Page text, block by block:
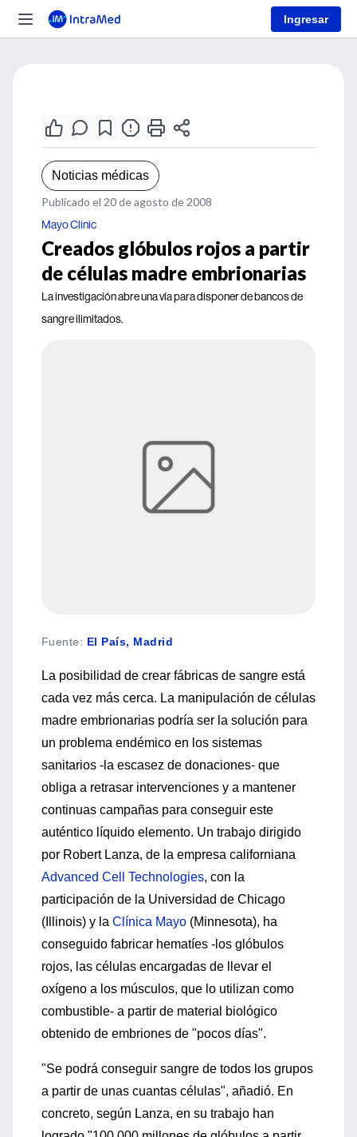
Ingresar
Noticias médicas
Publicado el 20 de agosto de 2008
Mayo Clinic
Creados glóbulos rojos a partir
de células madre embrionarias
La investigación abre una vía para disponer de bancos de
sangre ilimitados.
Fuente: El País, Madrid
La posibilidad de crear fábricas de sangre está
cada vez más cerca. La manipulación de células
madre embrionarias podría ser la solución para
un problema endémico en los sistemas
sanitarios -la escasez de donaciones- que
obliga a retrasar intervenciones y a mantener
continuas campañas para conseguir este
auténtico líquido elemento. Un trabajo dirigido
por Robert Lanza, de la empresa californiana
Advanced Cell Technologies, con la
participación de la Universidad de Chicago
(Illinois) y la Clínica Mayo (Minnesota), ha
conseguido fabricar hematíes -los glóbulos
rojos, las células encargadas de llevar el
oxígeno a los músculos, que lo utilizan como
combustible- a partir de material biológico
obtenido de embriones de "pocos días".
"Se podrá conseguir sangre de todos los grupos
a partir de unas cuantas células", añadió. En
concreto, según Lanza, en su trabajo han